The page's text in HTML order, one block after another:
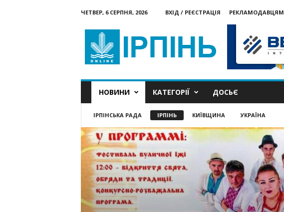
ЧЕТВЕР, 6 СЕРПНЯ, 2026 ВХІД / РЕЄСТРАЦІЯ
РЕКЛАМОДАВЦЯМ
онлайн
НОВИНИ КАТЕГОРІЇ ДОСЬЄ
ІРПІНСЬКА РАДА ІРПІНЬ КИЇВЩИНА УКРАЇНА